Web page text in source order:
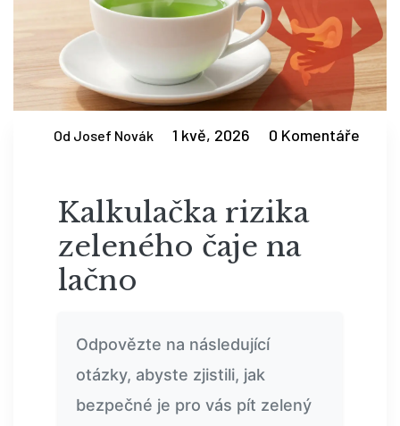
Od Josef Novák 1 kvě, 2026 0 Komentáře
Kalkulačka rizika
zeleného čaje na
lačno
Odpovězte na následující
otázky, abyste zjistili, jak
bezpečné je pro vás pít zelený